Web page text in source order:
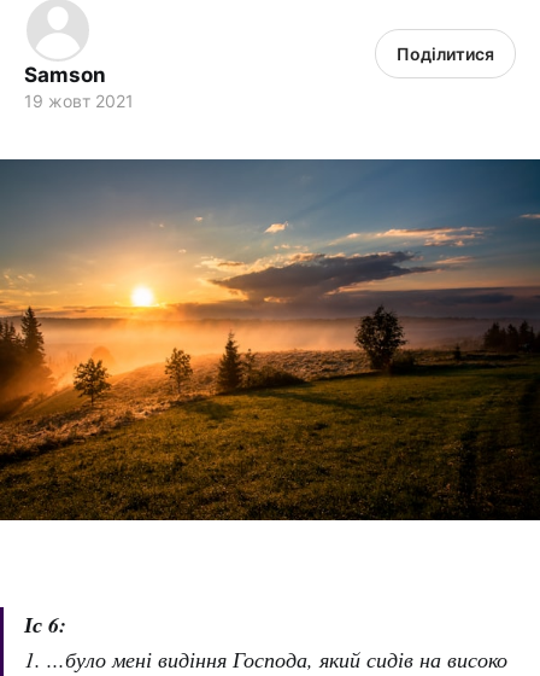
Samson
19 жовт 2021
Поділитися
Іс 6:
1. ...було мені видіння Господа, який сидів на високо